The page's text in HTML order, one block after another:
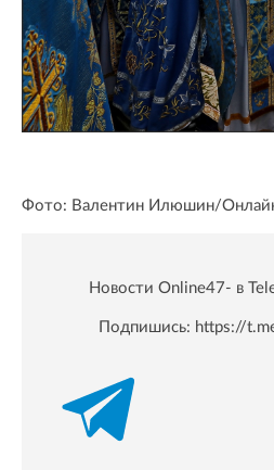
Фото: Валентин Илюшин/
Новости Online47- в
Подпишись: https://